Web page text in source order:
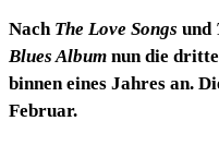
Nach The Love Songs und
Blues Album nun die
binnen eines Jahres an.
Februar.